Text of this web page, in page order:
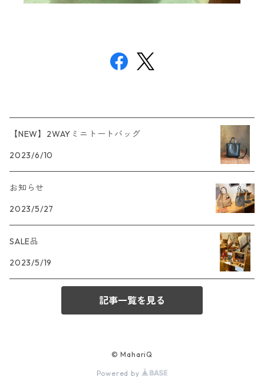
【NEW】2WAYミニトートバッグ
2023/6/10
お知らせ
2023/5/27
SALE品
2023/5/19
記事一覧を見る
© MahariQ
Powered by